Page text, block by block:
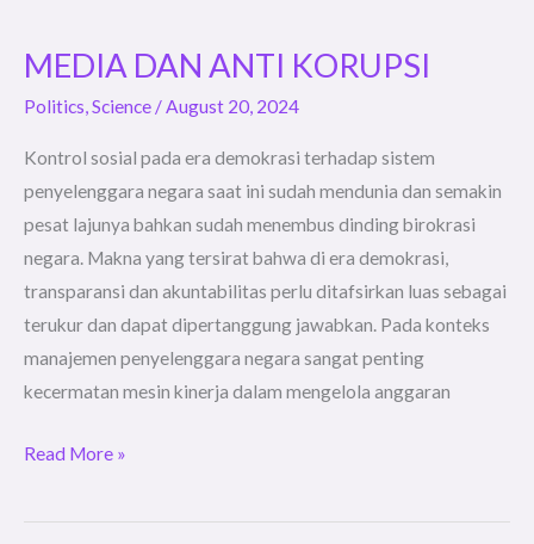
MEDIA DAN ANTI KORUPSI
Politics,Science /August 20, 2024
Kontrol sosial pada era demokrasi terhadap sistem
penyelenggara negara saat ini sudah mendunia dan semakin
pesat lajunya bahkan sudah menembus dinding birokrasi
negara. Makna yang tersirat bahwa di era demokrasi,
transparansi dan akuntabilitas perlu ditafsirkan luas sebagai
terukur dan dapat dipertanggung jawabkan. Pada konteks
manajemen penyelenggara negara sangat penting
kecermatan mesin kinerja dalam mengelola anggaran
MEDIA
KORUPSI
Read More »